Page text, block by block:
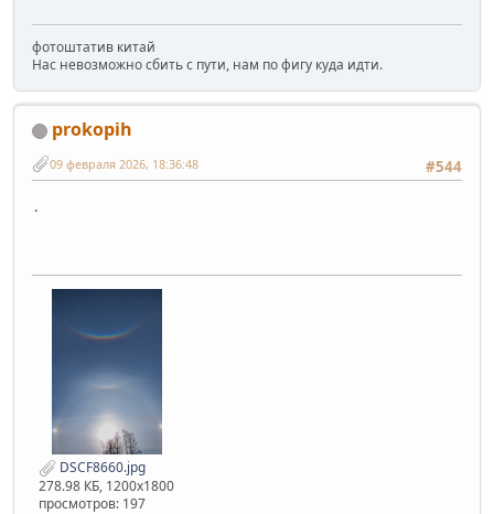
фотоштатив китай
Нас невозможно сбить с пути, нам по фигу куда идти.
prokopih
#544
09 февраля 2026, 18:36:48
.
DSCF8660.jpg
278.98 КБ, 1200x1800
просмотров: 197